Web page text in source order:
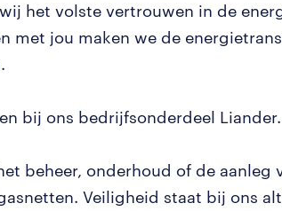
het volste vertrouwen in de
met jou maken we de
bij ons bedrijfsonderdeel Liander.
beheer, onderhoud of de aanleg
Veiligheid staat bij ons